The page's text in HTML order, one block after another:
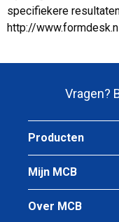
specifiekere
http://
Vragen?
Producten
Mijn MCB
Over MCB